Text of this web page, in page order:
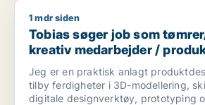
Tobias søger job som tømrer/
1 mdr siden
Tobias søger job som
kreativ medarbejder /
maler / naturmedarbejder
Jeg er en praktisk anlagt
tilby ferdigheter i 3D-modellering,
digitale designverktøy, prototyping